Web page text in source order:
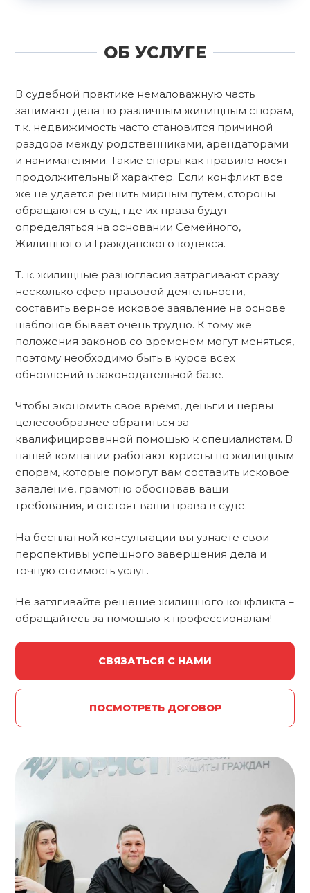
ОБ УСЛУГЕ
В судебной практике немаловажную часть
занимают дела по различным жилищным спорам,
т.к. недвижимость часто становится причиной
раздора между родственниками, арендаторами
и нанимателями. Такие споры как правило носят
продолжительный характер. Если конфликт все
же не удается решить мирным путем, стороны
обращаются в суд, где их права будут
определяться на основании Семейного,
Жилищного и Гражданского кодекса.
Т. к. жилищные разногласия затрагивают сразу
несколько сфер правовой деятельности,
составить верное исковое заявление на основе
шаблонов бывает очень трудно. К тому же
положения законов со временем могут меняться,
поэтому необходимо быть в курсе всех
обновлений в законодательной базе.
Чтобы экономить свое время, деньги и нервы
целесообразнее обратиться за
квалифицированной помощью к специалистам. В
нашей компании работают юристы по жилищным
спорам, которые помогут вам составить исковое
заявление, грамотно обосновав ваши
требования, и отстоят ваши права в суде.
На бесплатной консультации вы узнаете свои
перспективы успешного завершения дела и
точную стоимость услуг.
Не затягивайте решение жилищного конфликта –
обращайтесь за помощью к профессионалам!
СВЯЗАТЬСЯ С НАМИ
ПОСМОТРЕТЬ ДОГОВОР